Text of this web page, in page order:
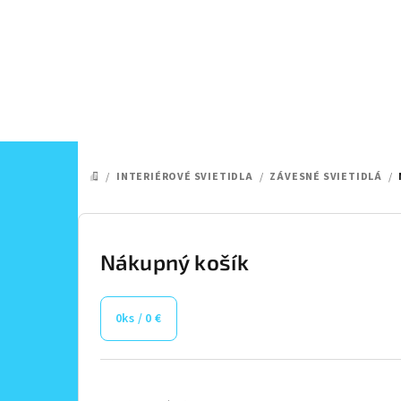
DOMOV
/ INTERIÉROVÉ SVIETIDLA / ZÁVESNÉ SVIETIDLÁ /
B
Nákupný košík
0ks / 0 €